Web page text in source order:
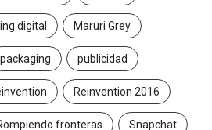
digital Maruri Grey
packaging publicidad
Reinvention 2016
fronteras Snapchat